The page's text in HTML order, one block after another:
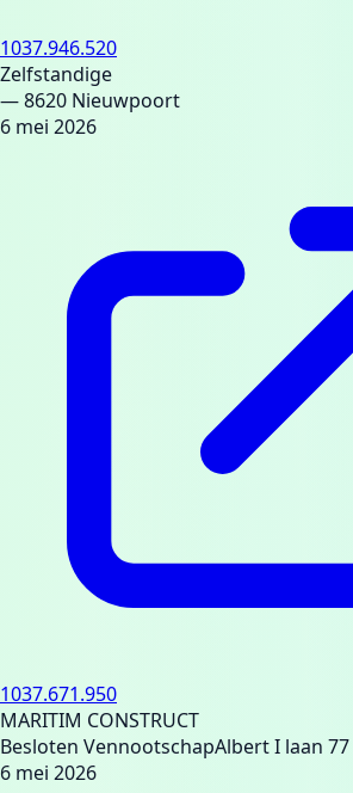
1037.946.520
Zelfstandige
— 8620 Nieuwpoort
6 mei 2026
1037.671.950
MARITIM CONSTRUCT
Besloten VennootschapAlbert I laan 77
6 mei 2026